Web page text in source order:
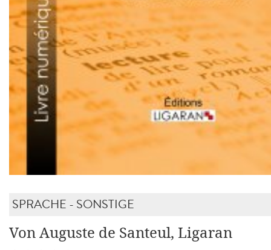
SPRACHE - SONSTIGE
Von Auguste de Santeul, Ligaran